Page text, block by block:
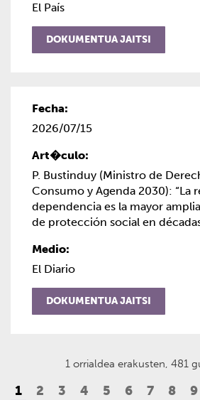
El País
DOKUMENTUA JAITSI
2026/07/15
P. Bustinduy (Ministro de
Consumo y Agenda 2030): “La
dependencia es la mayor
de protección social en
El Diario
DOKUMENTUA JAITSI
1 orrialdea erakusten, 481
1 2 3 4 5 6 7 8 9